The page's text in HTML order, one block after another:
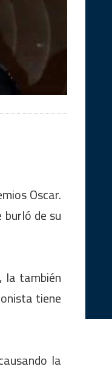
Oscar.
de su
la también
tiene
la